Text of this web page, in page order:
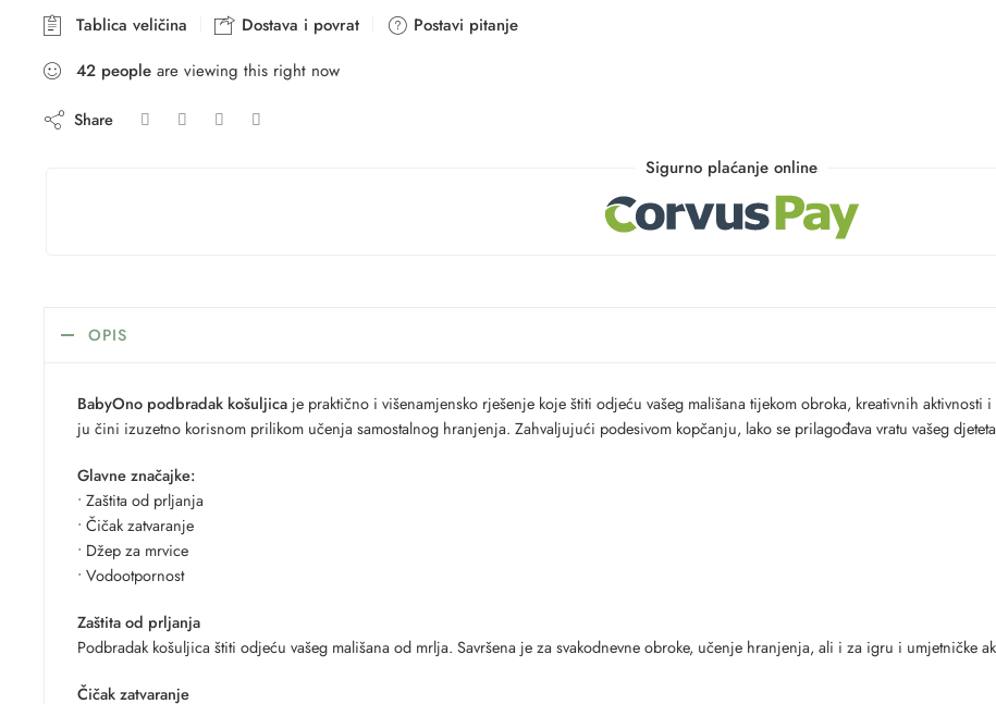
Tablica veličina Dostava i povrat
Postavi pitanje
42 people are viewing this right now
Share
Sigurno plaćanje online
OPIS
BabyOno podbradak košuljica je praktično i višenamjensko rješenje koje štiti odjeću vašeg mališana tijekom obroka, kreativnih
ju čini izuzetno korisnom prilikom učenja samostalnog hranjenja. Zahvaljujući podesivom kopčanju, lako se prilagođava vratu vašeg
Glavne značajke:
• Zaštita od prljanja
• Čičak zatvaranje
• Džep za mrvice
• Vodootpornost
Zaštita od prljanja
Podbradak košuljica štiti odjeću vašeg mališana od mrlja. Savršena je za svakodnevne obroke, učenje hranjenja, ali i za igru i umjetničke
Čičak zatvaranje